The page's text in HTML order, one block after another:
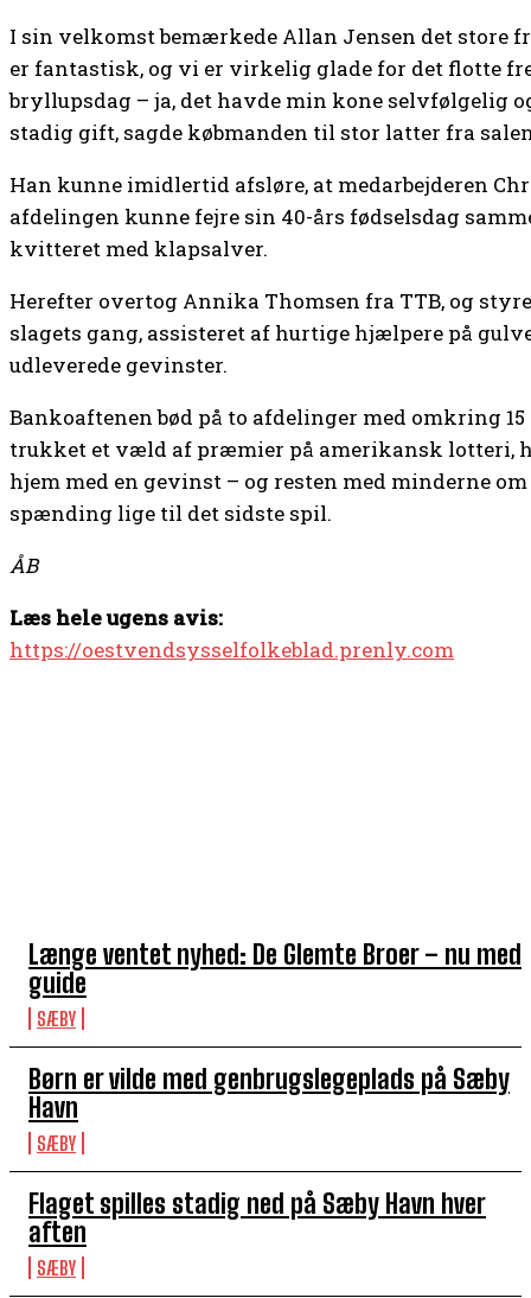
Længe ventet nyhed: De Glemte Broer – nu med
guide
SÆBY
Børn er vilde med genbrugslegeplads på Sæby
Havn
SÆBY
Flaget spilles stadig ned på Sæby Havn hver
aften
SÆBY
I sin velkomst bemærkede Allan Jensen det store
er fantastisk, og vi er virkelig glade for det flotte
bryllupsdag – ja, det havde min kone selvfølgelig
stadig gift, sagde købmanden til stor latter fra
Han kunne imidlertid afsløre, at medarbejderen
afdelingen kunne fejre sin 40-års fødselsdag
kvitteret med klapsalver.
Herefter overtog Annika Thomsen fra TTB, og
slagets gang, assisteret af hurtige hjælpere på
udleverede gevinster.
Bankoaftenen bød på to afdelinger med omkring
trukket et væld af præmier på amerikansk lotteri,
hjem med en gevinst – og resten med minderne
spænding lige til det sidste spil.
ÅB
Læs hele ugens avis:
https://oestvendsysselfolkeblad.prenly.com